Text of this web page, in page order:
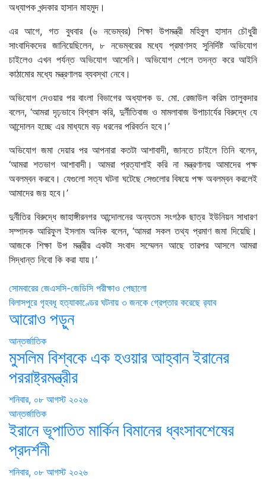
অধ্যাপক খন্দকার হাসান মাহমুদ।
এর আগে, গত বুধবার (৬ নভেম্বর) শিক্ষা উপমন্ত্রী মহিবুল হাসান চৌধুরী
সাংবাদিকদের জানিয়েছিলেন, ৮ নভেম্বরের মধ্যে প্রমাণসহ সুনির্দিষ্ট অভিযোগ
চাইলেও এখন পর্যন্ত অভিযোগ আসেনি। অভিযোগ পেলে তদন্ত করে আইনি
কাঠামোর মধ্যে মন্ত্রণালয় ব্যবস্থা নেবে।
অভিযোগ দেওয়ার পর বাংলা বিভাগের অধ্যাপক ড. মো. রেজাউল করিম তালুকদার
বলেন, ‘আমরা দৃঢ়ভাবে বিশ্বাস করি, দুর্নীতিবাজ ও মামলাবাজ উপাচার্যের বিরুদ্ধে যে
আন্দোলন হচ্ছে এর মাধ্যমে বড় ধরনের পরিবর্তন হবে।’
অভিযোগ জমা দেয়ার পর আপনারা কতটা আশাবাদী, জানতে চাইলে তিনি বলেন,
‘আমরা শতভাগ আশাবাদী। আমরা প্রত্যাশাই করি না মন্ত্রণালয় আমাদের পক্ষ
অবলম্বন করবে। যেগুলো সত্য ঘটনা ঘটেছে সেগুলোর বিষয়ে পক্ষ অবলম্বন করলেই
আমাদের জয় হবে।’
দুর্নীতির বিরুদ্ধে জাহাঙ্গীরনগর আন্দোলনের অন্যতম সংগঠক ছাত্র ইউনিয়ন সাধারণ
সম্পাদক আরিফুল ইসলাম অনিক বলেন, ‘আমরা সকল তথ্য প্রমাণ জমা দিয়েছি।
আজকে শিক্ষা উপ মন্ত্রীর একটা সংবাদ সম্মেলন আছে তারপর আসলে আমরা
সিদ্ধান্ত নিবো কি করা যায়।’
Post
navigation
সোমবারের জেএসসি-জেডিসি পরীক্ষাও পেছালো
বিলাসপুরে গৃহবধূ হত্যাকাণ্ডের ঘটনায় ৩ জনকে গ্রেপ্তার করেছে র‌্যাব
আরোও পড়ুন
আন্তর্জাতিক
মুসলিম বিশ্বকে এক হওয়ার আহ্বান ইরানের
পররাষ্ট্রমন্ত্রীর
শনিবার, ০৮ আগস্ট ২০২৬
আন্তর্জাতিক
ইরানে ভূপাতিত মার্কিন বিমানের ধ্বংসাবশেষের
প্রদর্শনী
শনিবার, ০৮ আগস্ট ২০২৬